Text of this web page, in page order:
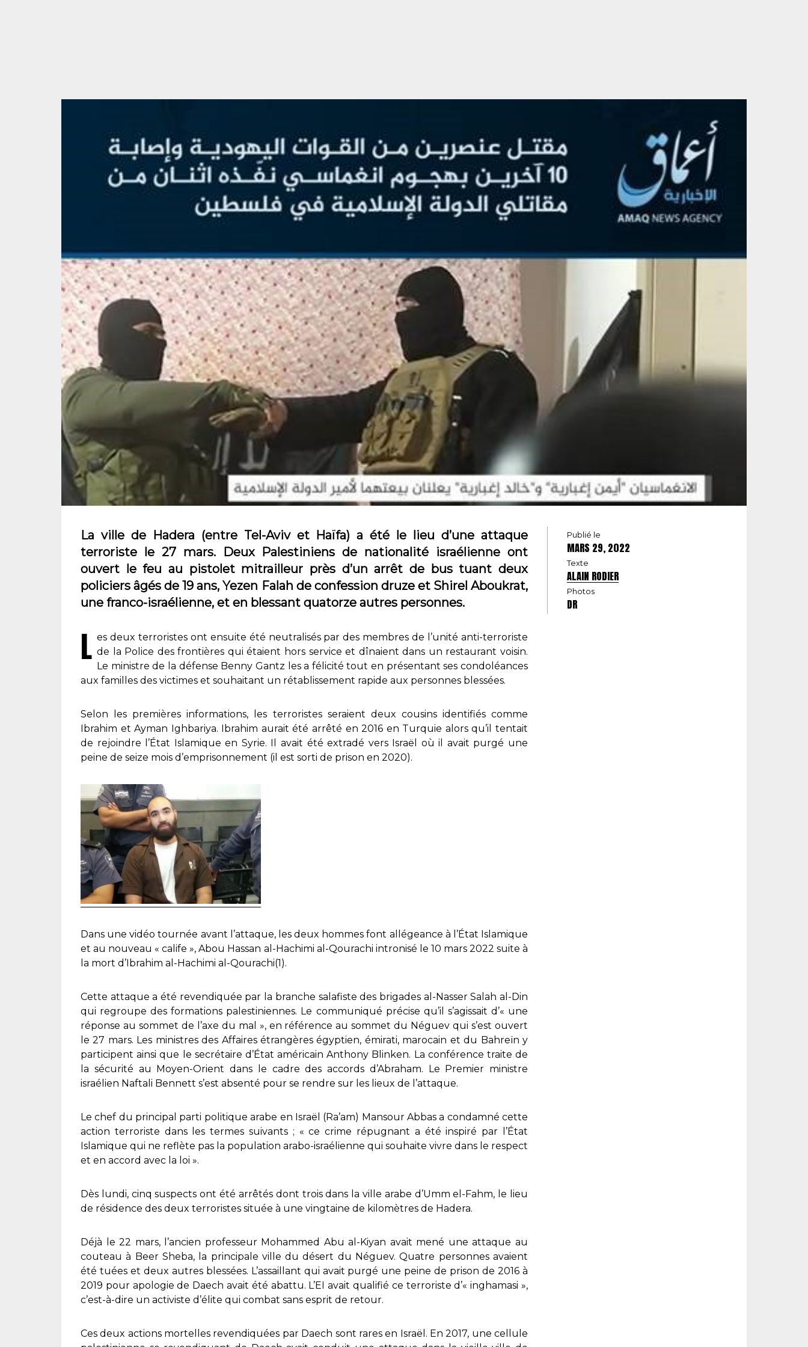
La ville de Hadera (entre Tel-Aviv et Haïfa) a été le lieu d’une attaque
terroriste le 27 mars. Deux Palestiniens de nationalité israélienne ont
ouvert le feu au pistolet mitrailleur près d’un arrêt de bus tuant deux
policiers âgés de 19 ans, Yezen Falah de confession druze et Shirel Aboukrat,
une franco-israélienne, et en blessant quatorze autres personnes.
L es deux terroristes ont ensuite été neutralisés par des membres de l’unité anti-terroriste
de la Police des frontières qui étaient hors service et dînaient dans un restaurant voisin.
Le ministre de la défense Benny Gantz les a félicité tout en présentant ses condoléances
aux familles des victimes et souhaitant un rétablissement rapide aux personnes blessées.
Selon les premières informations, les terroristes seraient deux cousins identifiés comme
Ibrahim et Ayman Ighbariya. Ibrahim aurait été arrêté en 2016 en Turquie alors qu’il tentait
de rejoindre l’État Islamique en Syrie. Il avait été extradé vers Israël où il avait purgé une
peine de seize mois d’emprisonnement (il est sorti de prison en 2020).
Dans une vidéo tournée avant l’attaque, les deux hommes font allégeance à l’État Islamique
et au nouveau « calife », Abou Hassan al-Hachimi al-Qourachi intronisé le 10 mars 2022 suite à
la mort d’Ibrahim al-Hachimi al-Qourachi(1).
Cette attaque a été revendiquée par la branche salafiste des brigades al-Nasser Salah al-Din
qui regroupe des formations palestiniennes. Le communiqué précise qu’il s’agissait d’« une
réponse au sommet de l’axe du mal », en référence au sommet du Néguev qui s’est ouvert
le 27 mars. Les ministres des Affaires étrangères égyptien, émirati, marocain et du Bahreïn y
participent ainsi que le secrétaire d’État américain Anthony Blinken. La conférence traite de
la sécurité au Moyen-Orient dans le cadre des accords d’Abraham. Le Premier ministre
israélien Naftali Bennett s’est absenté pour se rendre sur les lieux de l’attaque.
Le chef du principal parti politique arabe en Israël (Ra’am) Mansour Abbas a condamné cette
action terroriste dans les termes suivants ; « ce crime répugnant a été inspiré par l’État
Islamique qui ne reflète pas la population arabo-israélienne qui souhaite vivre dans le respect
et en accord avec la loi ».
Dès lundi, cinq suspects ont été arrêtés dont trois dans la ville arabe d’Umm el-Fahm, le lieu
de résidence des deux terroristes située à une vingtaine de kilomètres de Hadera.
Déjà le 22 mars, l’ancien professeur Mohammed Abu al-Kiyan avait mené une attaque au
couteau à Beer Sheba, la principale ville du désert du Néguev. Quatre personnes avaient
été tuées et deux autres blessées. L’assaillant qui avait purgé une peine de prison de 2016 à
2019 pour apologie de Daech avait été abattu. L’EI avait qualifié ce terroriste d’« inghamasi »,
c’est-à-dire un activiste d’élite qui combat sans esprit de retour.
Ces deux actions mortelles revendiquées par Daech sont rares en Israël. En 2017, une cellule
Publié le
MARS 29, 2022
Texte
ALAIN RODIER
Photos
DR